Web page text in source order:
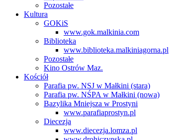
Pozostałe
Kultura
GOKiS
www.gok.malkinia.com
Biblioteka
www.biblioteka.malkiniagorna.pl
Pozostałe
Kino Ostrów Maz.
Kościół
Parafia pw. NSJ w Małkini (stara)
Parafia pw. NŚPA w Małkini (nowa)
Bazylika Mniejsza w Prostyni
www.parafiaprostyn.pl
Diecezja
www.diecezja.lomza.pl